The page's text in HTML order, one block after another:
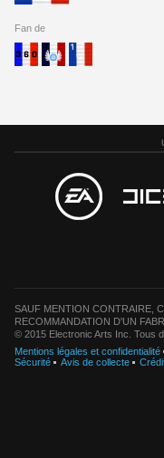
Fan de
SAUF MENTION CONTRAIRE,
RECOMMANDATION D'UN
© 2015 Electronic Arts Inc. Tous
Mentions légales et confidentialité
Sécurité
Avis de collecte